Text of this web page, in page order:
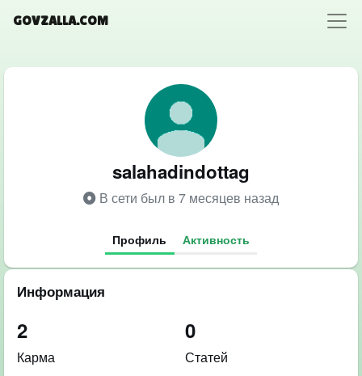
GOVZALLA.COM
salahadindottag
В сети был в 7 месяцев назад
Профиль Активность
Информация
2
Карма
0
Статей